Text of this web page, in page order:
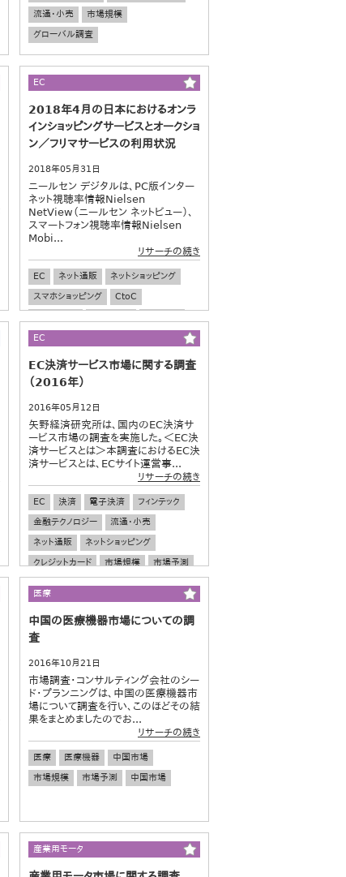
流通・小売
市場規模
グローバル調査
EC
2018年4月の日本におけるオンラ
インショッピングサービスとオークショ
ン／フリマサービスの利用状況
2018年05月31日
ニールセン デジタルは、PC版インター
ネット視聴率情報Nielsen
NetView（ニールセン ネットビュー）、
スマートフォン視聴率情報Nielsen
Mobi...
リサーチの続き
EC ネット通販
ネットショッピング
スマホショッピング
CtoC
市場予測
EC
EC決済サービス市場に関する調査
（2016年）
2016年05月12日
矢野経済研究所は、国内のEC決済サ
ービス市場の調査を実施した。＜EC決
済サービスとは＞本調査におけるEC決
済サービスとは、ECサイト運営事...
リサーチの続き
EC 決済 電子決済
フィンテック
金融テクノロジー
流通・小売
ネット通販
ネットショッピング
クレジットカード
市場規模 市場予測
医療
中国の医療機器市場についての調
査
2016年10月21日
市場調査・コンサルティング会社のシー
ド・プランニングは、中国の医療機器市
場について調査を行い、このほどその結
果をまとめましたのでお...
リサーチの続き
医療 医療機器
中国市場
市場規模
市場予測 中国市場
産業用モータ